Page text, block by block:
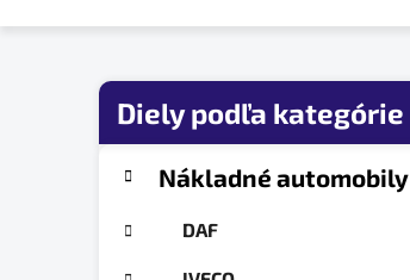
B
kategórieNákladné automobily
DAF